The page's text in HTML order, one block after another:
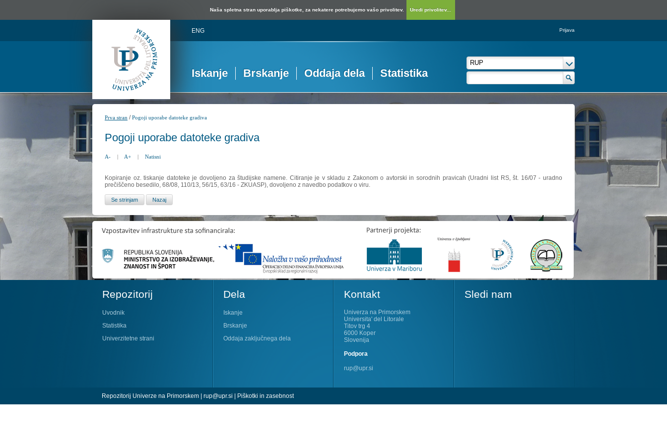
Naša spletna stran uporablja piškotke, za nekatere potrebujemo vašo privolitev. Uredi privolitev...
ENG Prijava
Iskanje Brskanje Oddaja dela Statistika
Prva stran /Pogoji uporabe datoteke gradiva
Pogoji uporabe datoteke gradiva
A- | A+ | Natisni
Kopiranje oz. tiskanje datoteke je dovoljeno za študijske namene. Citiranje je v skladu z Zakonom o avtorski in sorodnih pravicah (Uradni list RS, št. 16/07 - uradno
prečiščeno besedilo, 68/08, 110/13, 56/15, 63/16 - ZKUASP), dovoljeno z navedbo podatkov o viru.
Repozitorij
Uvodnik
Statistika
Univerzitetne strani
Dela
Iskanje
Brskanje
Oddaja zaključnega dela
Kontakt
Univerza na Primorskem
Universita' del Litorale
Titov trg 4
6000 Koper
Slovenija
Podpora
rup@upr.si
Sledi nam
Repozitorij Univerze na Primorskem | rup@upr.si | Piškotki in zasebnost